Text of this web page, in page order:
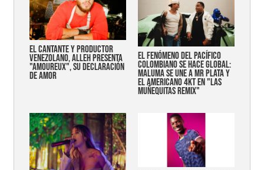
EL CANTANTE Y PRODUCTOR
VENEZOLANO, ALLEH PRESENTA
"AMOUREUX", SU DECLARACIÓN
DE AMOR
EL FENÓMENO DEL PACÍFICO
COLOMBIANO SE HACE GLOBAL:
MALUMA SE UNE A MR PLATA Y
EL AMERICANO 4KT EN "LAS
MUÑEQUITAS REMIX"